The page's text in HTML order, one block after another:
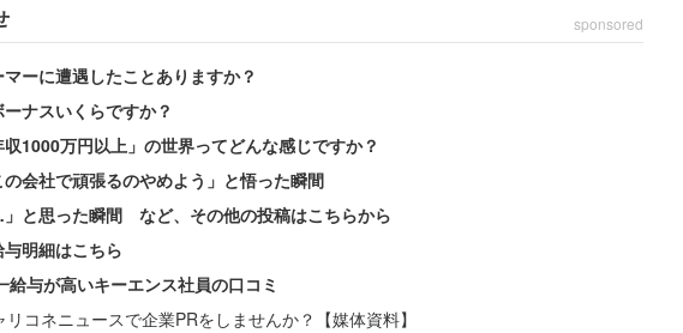
sponsored
マーに遭遇したことありますか？
ナスいくらですか？
収1000万円以上」の世界ってどんな感じですか？
の会社で頑張るのやめよう」と悟った瞬間
」と思った瞬間 など、その他の投稿はこちらから
明細はこちら
与が高いキーエンス社員の口コミ
コネニュースで企業PRをしませんか？【媒体資料】